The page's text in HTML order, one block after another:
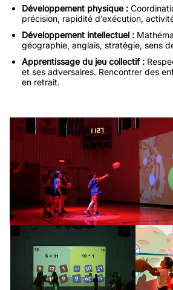
Développement physique :
précision, rapidité d’exécution,
Développement intellectuel :
géographie, anglais, stratégie, sens
Apprentissage du jeu collectif :
et ses adversaires. Rencontrer des
en retrait.